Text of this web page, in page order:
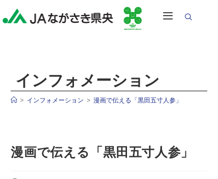
インフォメーション
> インフォメーション > 漫画で伝える「黒田五寸人参」
漫画で伝える「黒田五寸人参」